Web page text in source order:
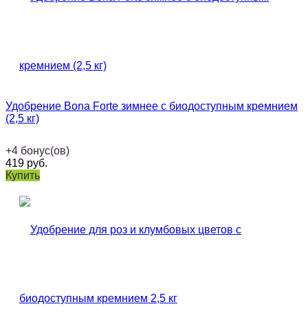
Удобрение Bona Forte зимнее с биодоступным кремнием
(2,5 кг)
+4 бонус(ов)
419 руб.
Купить